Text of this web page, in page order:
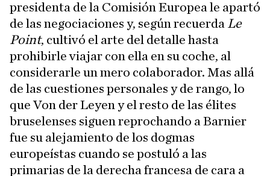
presidenta de la Comisión Europea le apartó
de las negociaciones y, según recuerda Le
Point, cultivó el arte del detalle hasta
prohibirle viajar con ella en su coche, al
considerarle un mero colaborador. Mas allá
de las cuestiones personales y de rango, lo
que Von der Leyen y el resto de las élites
bruselenses siguen reprochando a Barnier
fue su alejamiento de los dogmas
europeístas cuando se postuló a las
primarias de la derecha francesa de cara a